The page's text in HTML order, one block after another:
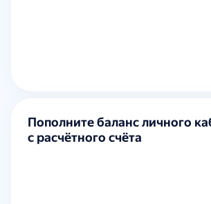
Пополните баланс личного
с расчётного счёта